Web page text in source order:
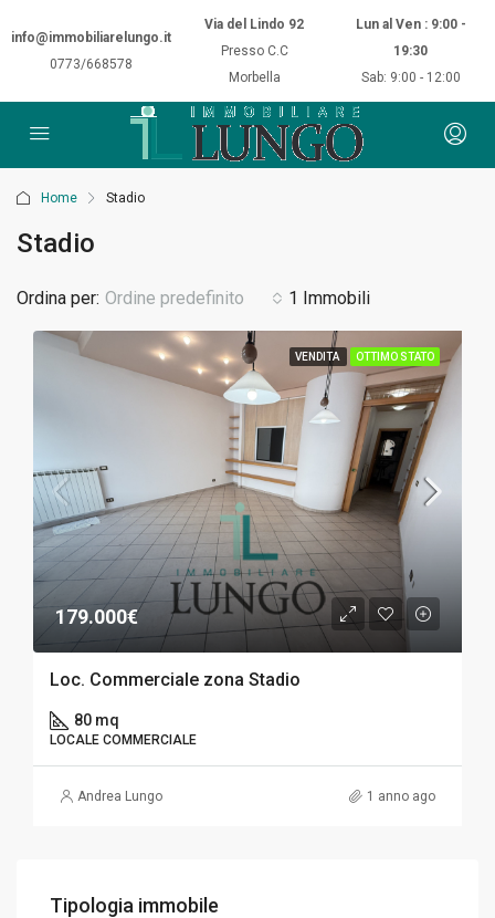
info@immobiliarelungo.it
0773/668578
Via del Lindo 92
Presso C.C
Morbella
Lun al Ven : 9:00 -
19:30
Sab: 9:00 - 12:00
Home Stadio
Stadio
1 Immobili
Ordina per: Ordine predefinito
VENDITA OTTIMO STATO
179.000€
Loc. Commerciale zona Stadio
80 mq
LOCALE COMMERCIALE
Andrea Lungo 1 anno ago
Tipologia immobile